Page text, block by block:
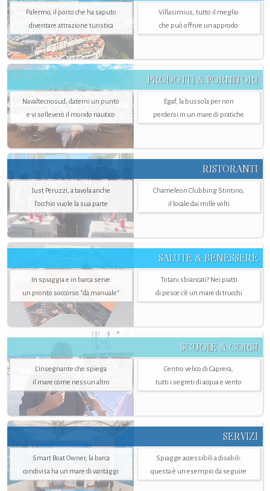
Palermo, il porto che ha saputo
diventare attrazione turistica
Villasimius, tutto il meglio
che può offrire un approdo
PRODOTTI & FORNITORI
Navaltecnosud, datemi un punto
e vi solleverò il mondo nautico
Egaf, la bussola per non
perdersi in un mare di pratiche
RISTORANTI
Just Peruzzi, a tavola anche
l’occhio vuole la sua parte
Chameleon Clubbing Stintino,
il locale dai mille volti
SALUTE & BENESSERE
In spiaggia e in barca serve
un pronto soccorso "da manuale"
Totani sbiancati? Nei piatti
di pesce c'è un mare di trucchi
SCUOLE & CORSI
L'insegnante che spiega
il mare come nessun altro
Centro velico di Caprera,
tutti i segreti di acqua e vento
SERVIZI
Smart Boat Owner, la barca
condivisa ha un mare di vantaggi
Spiagge accessibili a disabili:
questa è un esempio da seguire